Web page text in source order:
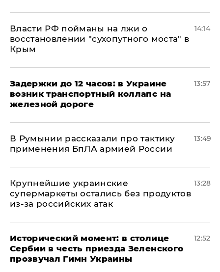
Власти РФ пойманы на лжи о
восстановлении "сухопутного моста" в
Крым
14:14
Задержки до 12 часов: в Украине
возник транспортный коллапс на
железной дороге
13:57
В Румынии рассказали про тактику
применения БпЛА армией России
13:49
Крупнейшие украинские
супермаркеты остались без продуктов
из-за российских атак
13:28
Исторический момент: в столице
Сербии в честь приезда Зеленского
прозвучал Гимн Украины
12:52